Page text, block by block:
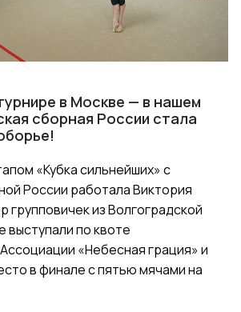
Video
в Москве — в нашем
сборная России стала
«Кубка сильнейших» с
России работала Виктория
групповичек из Волгоградской
выступали по квоте
«Небесная грация» и
в финале с пятью мячами на